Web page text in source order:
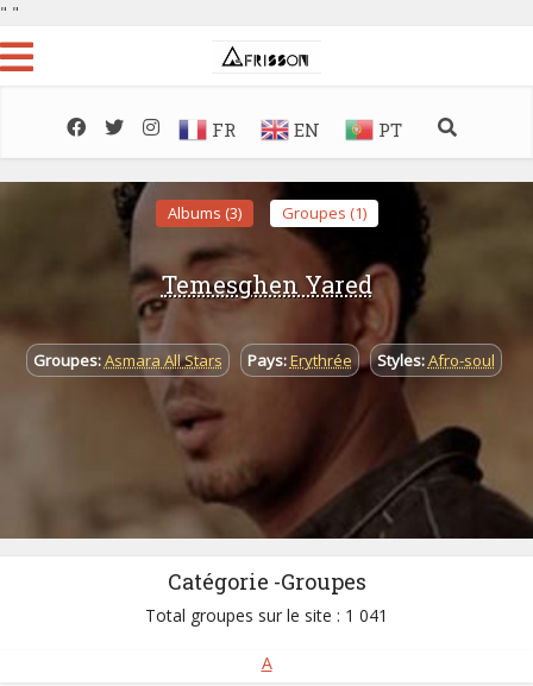
" "
FR EN PT
Albums (3) Groupes (1)
Temesghen Yared
Groupes:Asmara All Stars Pays:Erythrée Styles:Afro-soul
Catégorie -Groupes
Total groupes sur le site : 1 041
A